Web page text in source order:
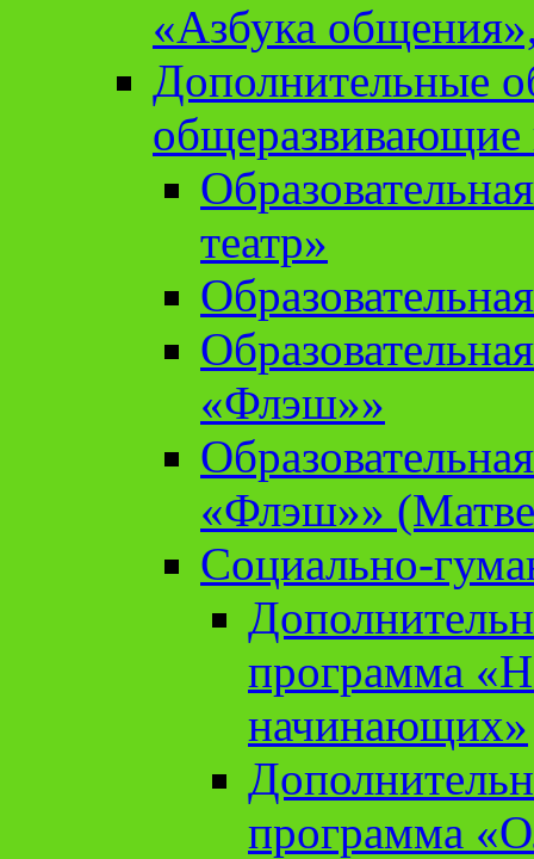
«Азбука
Дополнительные
театр»
«Флэш»»
«Флэш»»
Социально-
программа
начинающих»
программа